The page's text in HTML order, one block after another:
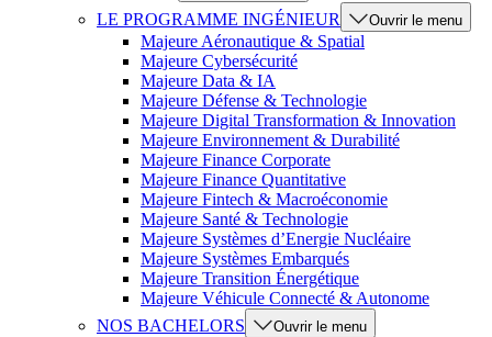
LE PROGRAMME INGÉNIEUR Ouvrir le menu
Majeure Aéronautique & Spatial
Majeure Cybersécurité
Majeure Data & IA
Majeure Défense & Technologie
Majeure Digital Transformation & Innovation
Majeure Environnement & Durabilité
Majeure Finance Corporate
Majeure Finance Quantitative
Majeure Fintech & Macroéconomie
Majeure Santé & Technologie
Majeure Systèmes d’Energie Nucléaire
Majeure Systèmes Embarqués
Majeure Transition Énergétique
Majeure Véhicule Connecté & Autonome
NOS BACHELORS
Ouvrir le menu